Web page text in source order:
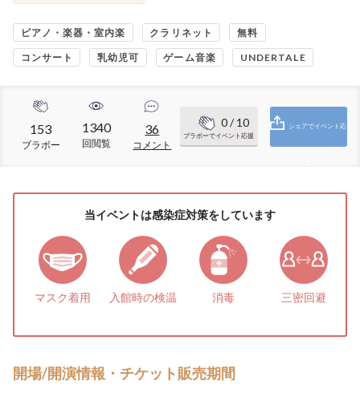
ピアノ・楽器・室内楽 クラリネット 無料
コンサート 乳幼児可 ゲーム音楽 UNDERTALE
153
ブラボー
1340
回閲覧
36
コメント
0/ 10
ブラボーでイベント応援
シェアでイベント応
当イベントは感染症対策をしています
マスク着用 入館時の検温 消毒 三密回避
開場/開演情報・チケット販売期間